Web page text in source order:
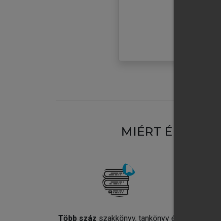
MIÉRT
Több száz szakkönyv, tankönyv és